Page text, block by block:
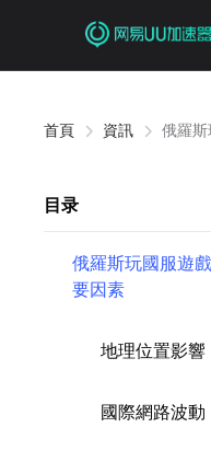
首頁 資訊 俄羅斯
目录
俄羅斯玩國服遊
要因素
地理位置影響
國際網路波動